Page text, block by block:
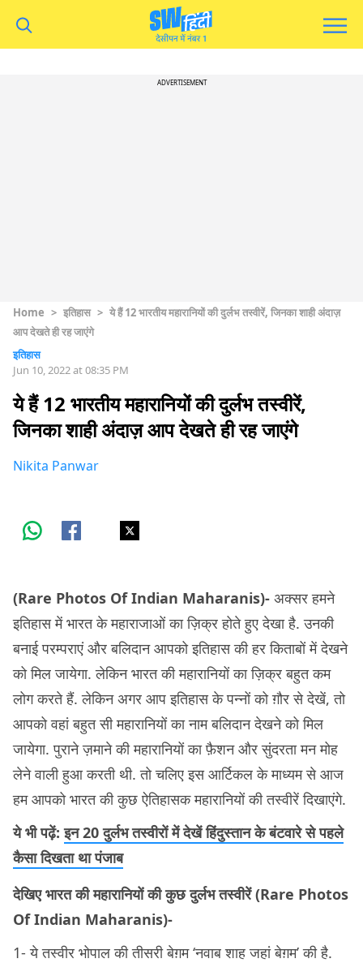
ADVERTISEMENT
Home > इतिहास > ये हैं 12 भारतीय महारानियों की दुर्लभ तस्वीरें, जिनका शाही अंदाज़
आप देखते ही रह जाएंगे
इतिहास
Jun 10, 2022 at 08:35 PM
ये हैं 12 भारतीय महारानियों की दुर्लभ तस्वीरें,
जिनका शाही अंदाज़ आप देखते ही रह जाएंगे
Nikita Panwar
(Rare Photos Of Indian Maharanis)- अक्सर हमने
इतिहास में भारत के महाराजाओं का ज़िक्र होते हुए देखा है. उनकी
बनाई परम्पराएं और बलिदान आपको इतिहास की हर किताबों में देखने
को मिल जायेगा. लेकिन भारत की महारानियों का ज़िक्र बहुत कम
लोग करते हैं. लेकिन अगर आप इतिहास के पन्नों को ग़ौर से देखें, तो
आपको वहां बहुत सी महारानियों का नाम बलिदान देखने को मिल
जायेगा. पुराने ज़माने की महारानियों का फ़ैशन और सुंदरता मन मोह
लेने वाली हुआ करती थी. तो चलिए इस आर्टिकल के माध्यम से आज
हम आपको भारत की कुछ ऐतिहासक महारानियों की तस्वीरें दिखाएंगे.
ये भी पढ़ें:इन 20 दुर्लभ तस्वीरों में देखें हिंदुस्तान के बंटवारे से पहले
कैसा दिखता था पंजाब
देखिए भारत की महारानियों की कुछ दुर्लभ तस्वीरें (Rare Photos
Of Indian Maharanis)-
1- ये तस्वीर भोपाल की तीसरी बेग़म ‘नवाब शाह जहां बेग़म’ की है.